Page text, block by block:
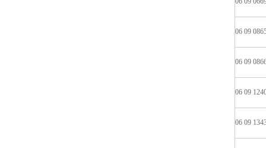
06 09
06 09
06 09
06 09